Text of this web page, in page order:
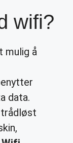
wifi?
mulig å
data.